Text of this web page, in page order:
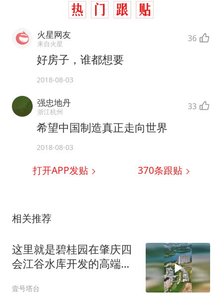
火星网友
来自火星 36
好房子，谁都想要
2018-08-03
强忠地丹
浙江杭州 33
希望中国制造真正走向世界
2018-08-03
打开APP发贴 370条跟贴
相关推荐
这里就是碧桂园在肇庆四
会江谷水库开发的高端小
壹号塔台